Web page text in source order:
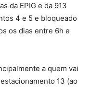
da EPIG e da 913
4 e 5 e bloqueado
os dias entre 6h e
a quem vai
13 (ao